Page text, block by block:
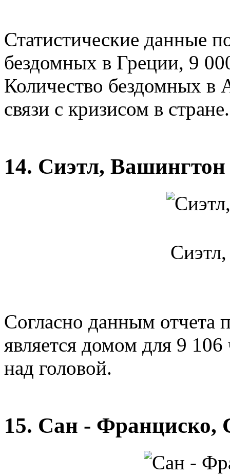
Статистические данные
бездомных в Греции, 9
Количество бездомных в
связи с кризисом в стране.
14. Сиэтл, Вашингтон
Согласно данным отчета
является домом для 9
над головой.
15. Сан -